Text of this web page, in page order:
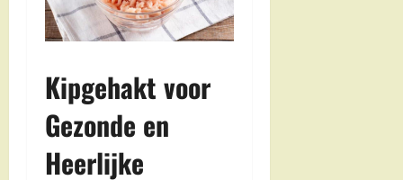
Kipgehakt voor
Gezonde en
Heerlijke